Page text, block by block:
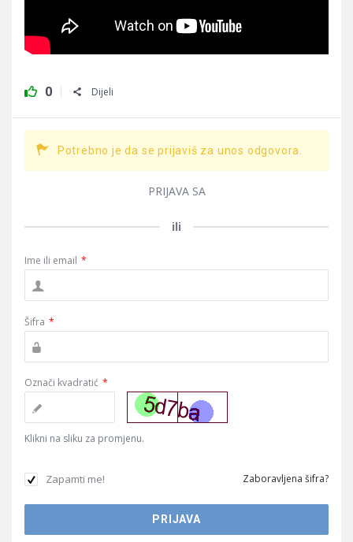
0 Dijeli
Potrebno je da se prijaviš za unos odgovora.
PRIJAVA SA
ili
Ime ili email *
Šifra *
Označi kvadratić *
Klikni na sliku za promjenu.
Zapamti me! Zaboravljena šifra?